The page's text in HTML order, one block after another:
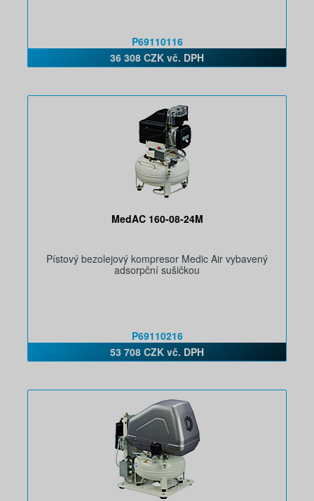
P69110116
36 308 CZK vč. DPH
MedAC 160-08-24M
Pístový bezolejový kompresor Medic Air vybavený
adsorpční sušičkou
P69110216
53 708 CZK vč. DPH